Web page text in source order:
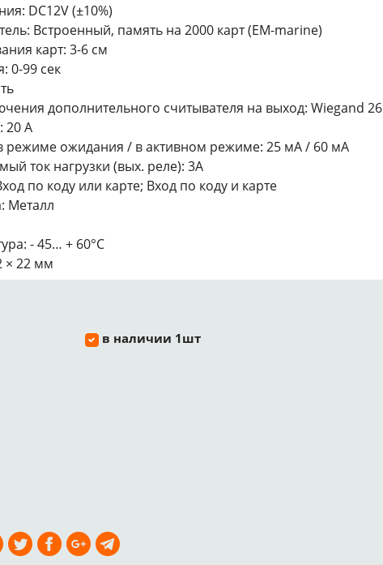
DC12V (±10%)
Встроенный, память на 2000 карт (EM-marine)
карт: 3-6 см
0-99 сек
дополнительного считывателя на выход: Wiegand 26
20 А
режиме ожидания / в активном режиме: 25 мА / 60 мА
ток нагрузки (вых. реле): 3А
по коду или карте; Вход по коду и карте
Металл
- 45… + 60°С
× 22 мм
в наличии 1шт